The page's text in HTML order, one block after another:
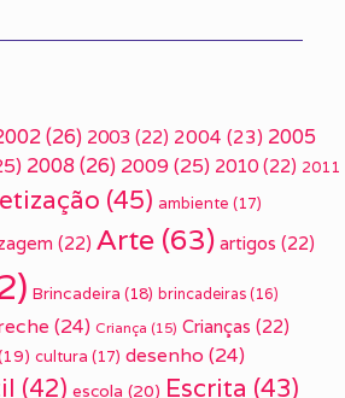
(26) 2003 (22) 2004 (23) 2005
2008(26) 2009(25) 2010 (22) 2011
(45) ambiente (17)
(22) Arte (63) artigos (22)
Brincadeira (18) brincadeiras (16)
(24) Criança (15) Crianças (22)
cultura (17) desenho (24)
(42) escola (20) Escrita (43)